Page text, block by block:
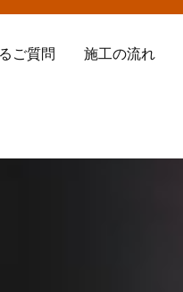
ご質問 施工の流れ